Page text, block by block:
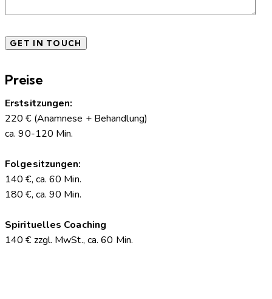
Preise
Erstsitzungen:
220 € (Anamnese + Behandlung)
ca. 90-120 Min.
Folgesitzungen:
140 €, ca. 60 Min.
180 €, ca. 90 Min.
Spirituelles Coaching
140 € zzgl. MwSt., ca. 60 Min.